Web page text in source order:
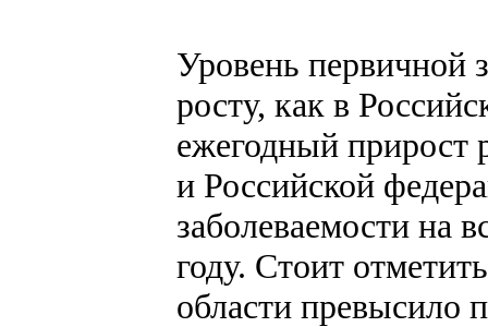
Уровень первичной
росту, как в
ежегодный прирост
и Российской
заболеваемости на
году. Стоит
области превысило